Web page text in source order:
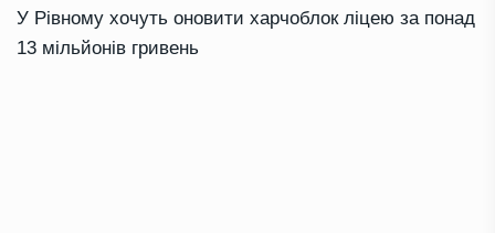
У Рівному хочуть оновити харчоблок ліцею за понад
13 мільйонів гривень